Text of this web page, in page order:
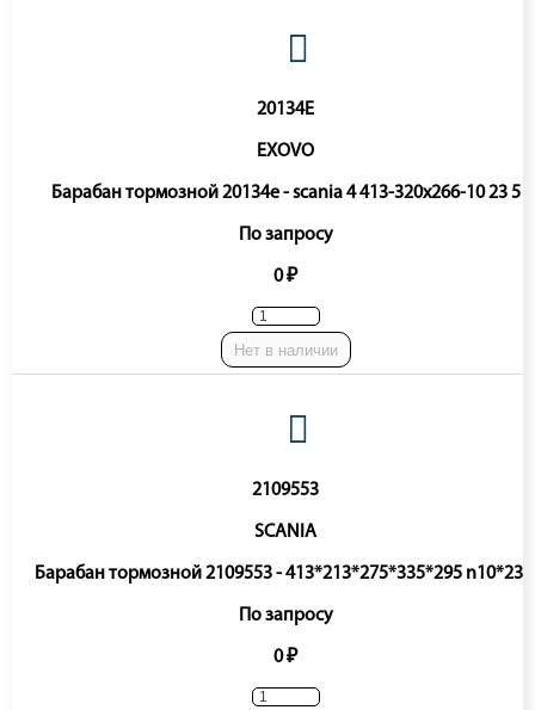
20134E
EXOVO
Барабан тормозной 20134e - scania 4 413-320x266-10 23 5
По запросу
0 ₽
Нет в наличии
2109553
SCANIA
Барабан тормозной 2109553 - 413*213*275*335*295 n10*23.5
По запросу
0 ₽